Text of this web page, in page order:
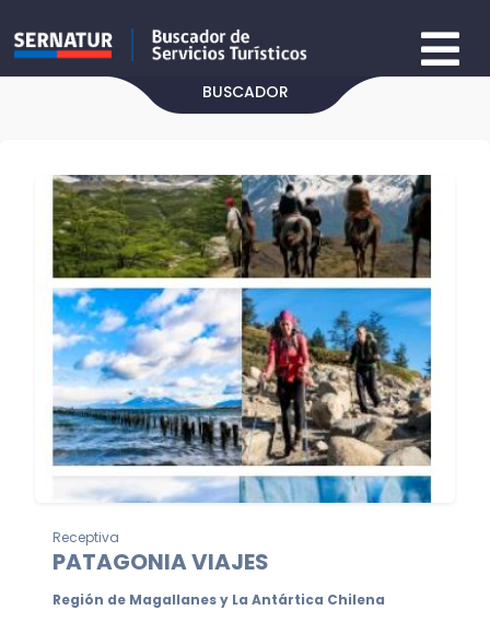
BUSCADOR
Receptiva
PATAGONIA VIAJES
Región de Magallanes y La Antártica Chilena